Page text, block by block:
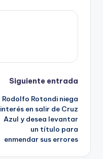
Siguiente entrada
Rodolfo Rotondi niega
interés en salir de Cruz
Azul y desea levantar
un título para
enmendar sus errores